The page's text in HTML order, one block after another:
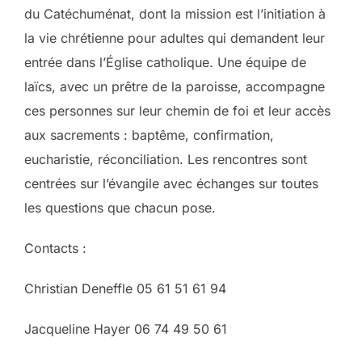
du Catéchuménat, dont la mission est l’initiation à
la vie chrétienne pour adultes qui demandent leur
entrée dans l’Église catholique. Une équipe de
laïcs, avec un prêtre de la paroisse, accompagne
ces personnes sur leur chemin de foi et leur accès
aux sacrements : baptême, confirmation,
eucharistie, réconciliation. Les rencontres sont
centrées sur l’évangile avec échanges sur toutes
les questions que chacun pose.
Contacts :
Christian Deneffle 05 61 51 61 94
Jacqueline Hayer 06 74 49 50 61